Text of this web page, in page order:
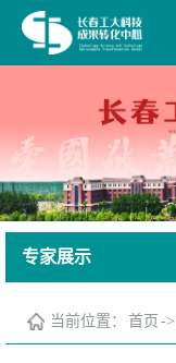
专家展示
当前位置： 首页 ->